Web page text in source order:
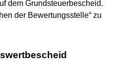
dem Grundsteuerbescheid.
der Bewertungsstelle“ zu